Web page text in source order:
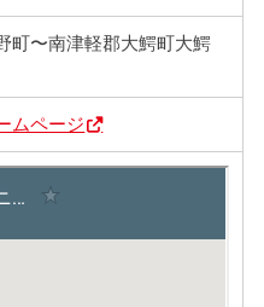
町〜南津軽郡大鰐町大鰐
ムページ